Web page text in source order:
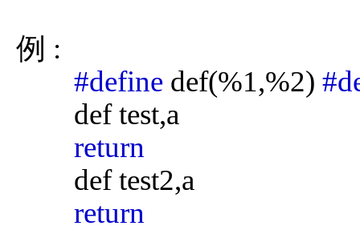
例 :
#define def(%1,%2)
return
return